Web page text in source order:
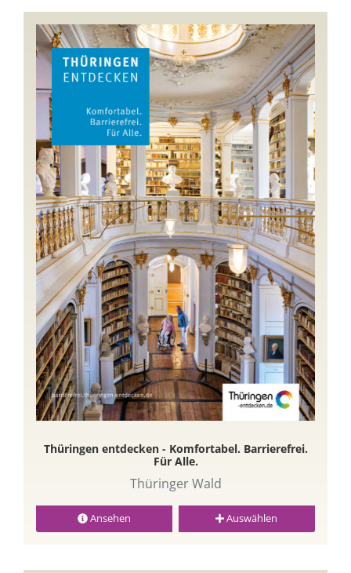
Thüringen entdecken - Komfortabel. Barrierefrei.
Für Alle.
Thüringer Wald
Ansehen Auswählen